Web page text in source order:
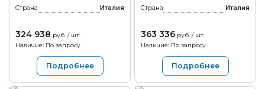
Страна
Италия
324 938 руб. / шт.
Наличие: По запросу
Подробнее
Страна
Италия
363 336 руб. / шт.
Наличие: По запросу
Подробнее